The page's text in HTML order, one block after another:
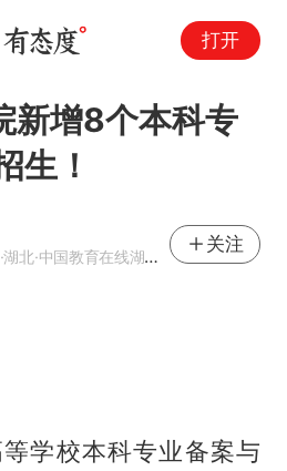
打开
新增8个本科专
生！
·湖北·中国教育在线湖北站主编
关注
学校本科专业备案与